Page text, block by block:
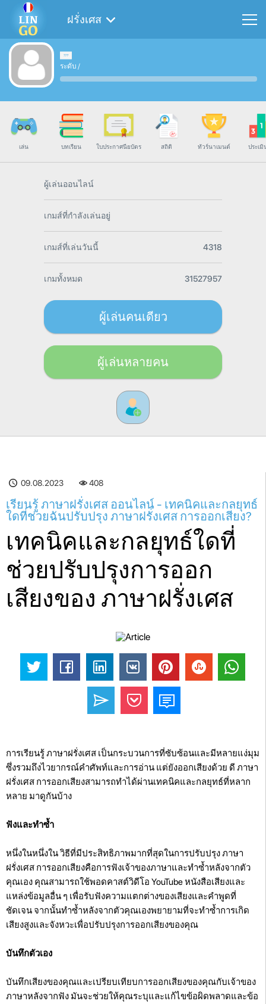
ฝรั่งเศส
ระดับ /
เล่น บทเรียน ใบประกาศนียบัตร สถิติ ทัวร์นาเมนต์ ประเมิ
ผู้เล่นออนไลน์
เกมส์ที่กำลังเล่นอยู่
เกมส์ที่เล่นวันนี้ 4318
เกมทั้งหมด 31527957
ผู้เล่นคนเดียว
ผู้เล่นหลายคน
09.08.2023 408
เรียนรู้ ภาษาฝรั่งเศส ออนไลน์ - เทคนิคและกลยุทธ์
ใดที่ช่วยฉันปรับปรุง ภาษาฝรั่งเศส การออกเสียง?
เทคนิคและกลยุทธ์ใดที่
ช่วยปรับปรุงการออก
เสียงของ ภาษาฝรั่งเศส
การเรียนรู้ ภาษาฝรั่งเศส เป็นกระบวนการที่ซับซ้อนและมีหลายแง่มุม
ซึ่งรวมถึงไวยากรณ์คำศัพท์และการอ่าน แต่ยังออกเสียงด้วย ดี ภาษา
ฝรั่งเศส การออกเสียงสามารถทำได้ผ่านเทคนิคและกลยุทธ์ที่หลาก
หลาย มาดูกันบ้าง
ฟังและทำซ้ำ
หนึ่งในหนึ่งใน วิธีที่มีประสิทธิภาพมากที่สุดในการปรับปรุง ภาษา
ฝรั่งเศส การออกเสียงคือการฟังเจ้าของภาษาและทำซ้ำหลังจากตัว
คุณเอง คุณสามารถใช้พอดคาสต์วิดีโอ YouTube หนังสือเสียงและ
แหล่งข้อมูลอื่น ๆ เพื่อรับฟังความแตกต่างของเสียงและคำพูดที่
ชัดเจน จากนั้นทำซ้ำหลังจากตัวคุณเองพยายามที่จะทำซ้ำการเกิด
เสียงสูงและจังหวะเพื่อปรับปรุงการออกเสียงของคุณ
บันทึกตัวเอง
บันทึกเสียงของคุณและเปรียบเทียบการออกเสียงของคุณกับเจ้าของ
ภาษาหลังจากฟัง มันจะช่วยให้คุณระบุและแก้ไขข้อผิดพลาดและข้อ